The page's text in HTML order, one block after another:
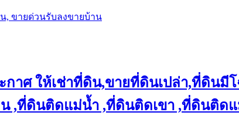
, ขายด่วนรับลงขายบ้าน
กาศ ให้เช่าที่ดิน,ขายที่ดินเปล่า,ที่ดิน
น ,ที่ดินติดแม่น้ำ ,ที่ดินติดเขา ,ที่ดินติด